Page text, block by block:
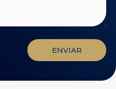
ENVIAR